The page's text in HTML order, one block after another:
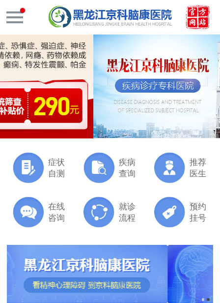
症状
自测
疾病
查询
推荐
医生
在线
咨询
就诊
流程
预约
挂号